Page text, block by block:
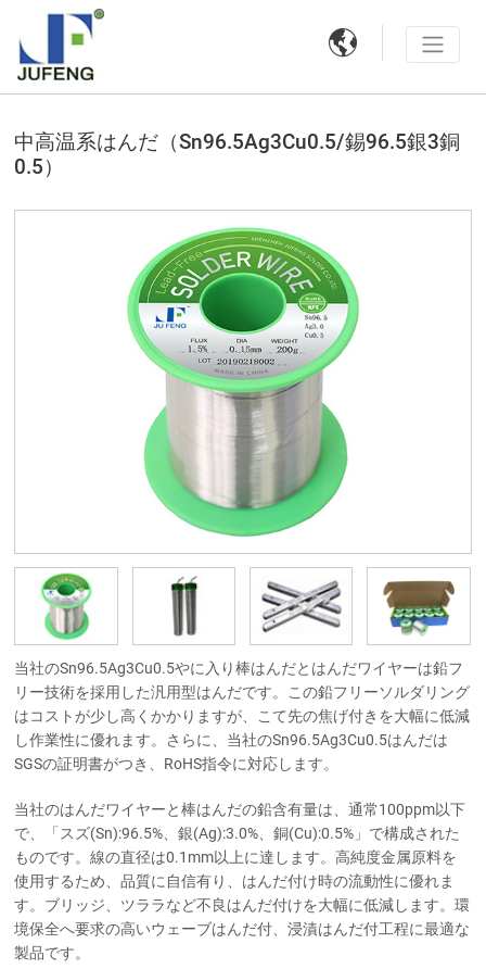

中高温系はんだ（Sn96.5Ag3Cu0.5/錫96.5銀3銅
0.5）
当社のSn96.5Ag3Cu0.5やに入り棒はんだとはんだワイヤーは鉛フ
リー技術を採用した汎用型はんだです。この鉛フリーソルダリング
はコストが少し高くかかりますが、こて先の焦げ付きを大幅に低減
し作業性に優れます。さらに、当社のSn96.5Ag3Cu0.5はんだは
SGSの証明書がつき、RoHS指令に対応します。
当社のはんだワイヤーと棒はんだの鉛含有量は、通常100ppm以下
で、「スズ(Sn):96.5%、銀(Ag):3.0%、銅(Cu):0.5%」で構成された
ものです。線の直径は0.1mm以上に達します。高純度金属原料を
使用するため、品質に自信有り、はんだ付け時の流動性に優れま
す。ブリッジ、ツララなど不良はんだ付けを大幅に低減します。環
境保全へ要求の高いウェーブはんだ付、浸漬はんだ付工程に最適な
製品です。